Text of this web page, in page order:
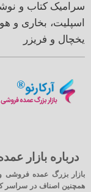
سرامیک کتاب و
اسپلیت، بخاری و
یخچال و فریزر
درباره بازار
بازار بزرگ عمده فروشی و
همچنین اصناف در سراسر